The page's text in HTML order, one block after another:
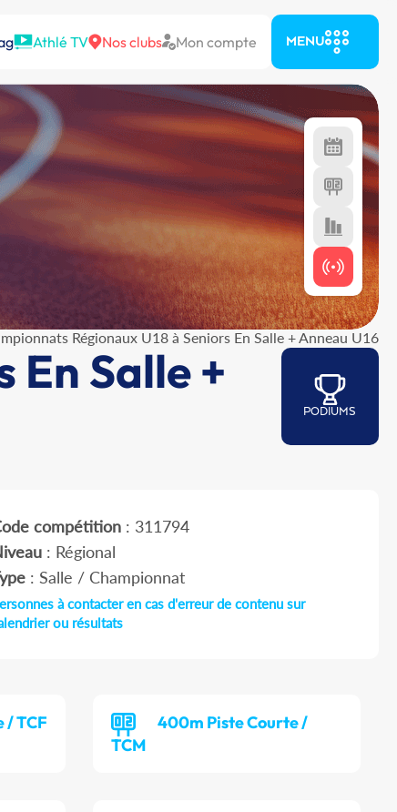
Athlé TV Nos clubs Mon compte MENU
Régionaux U18 à Seniors En Salle + Anneau U16
En Salle +
PODIUMS
compétition: 311794
: Régional
: Salle / Championnat
à contacter en cas d'erreur de contenu sur
ou résultats
/ TCF
400m Piste Courte /
TCM